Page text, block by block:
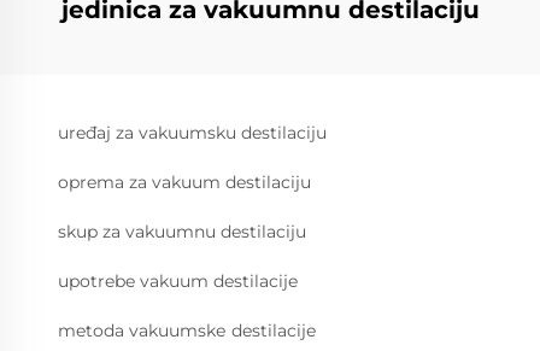
jedinica za vakuumnu destilaciju
uređaj za vakuumsku destilaciju
oprema za vakuum destilaciju
skup za vakuumnu destilaciju
upotrebe vakuum destilacije
metoda vakuumskе destilacije